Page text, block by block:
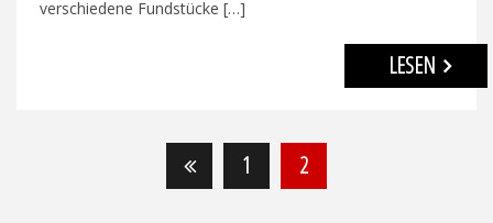
verschiedene Fundstücke […]
LESEN
Seitennummerierung
1 2